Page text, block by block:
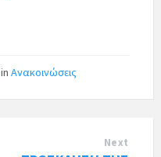
in Ανακοινώσεις
Next